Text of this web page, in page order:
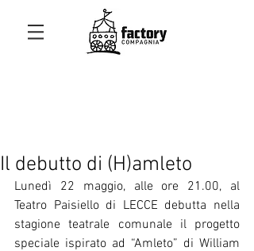
Il debutto di (H)amleto
Lunedì 22 maggio, alle ore 21.00, al
Teatro Paisiello di LECCE debutta nella
stagione teatrale comunale il progetto
speciale ispirato ad “Amleto” di William